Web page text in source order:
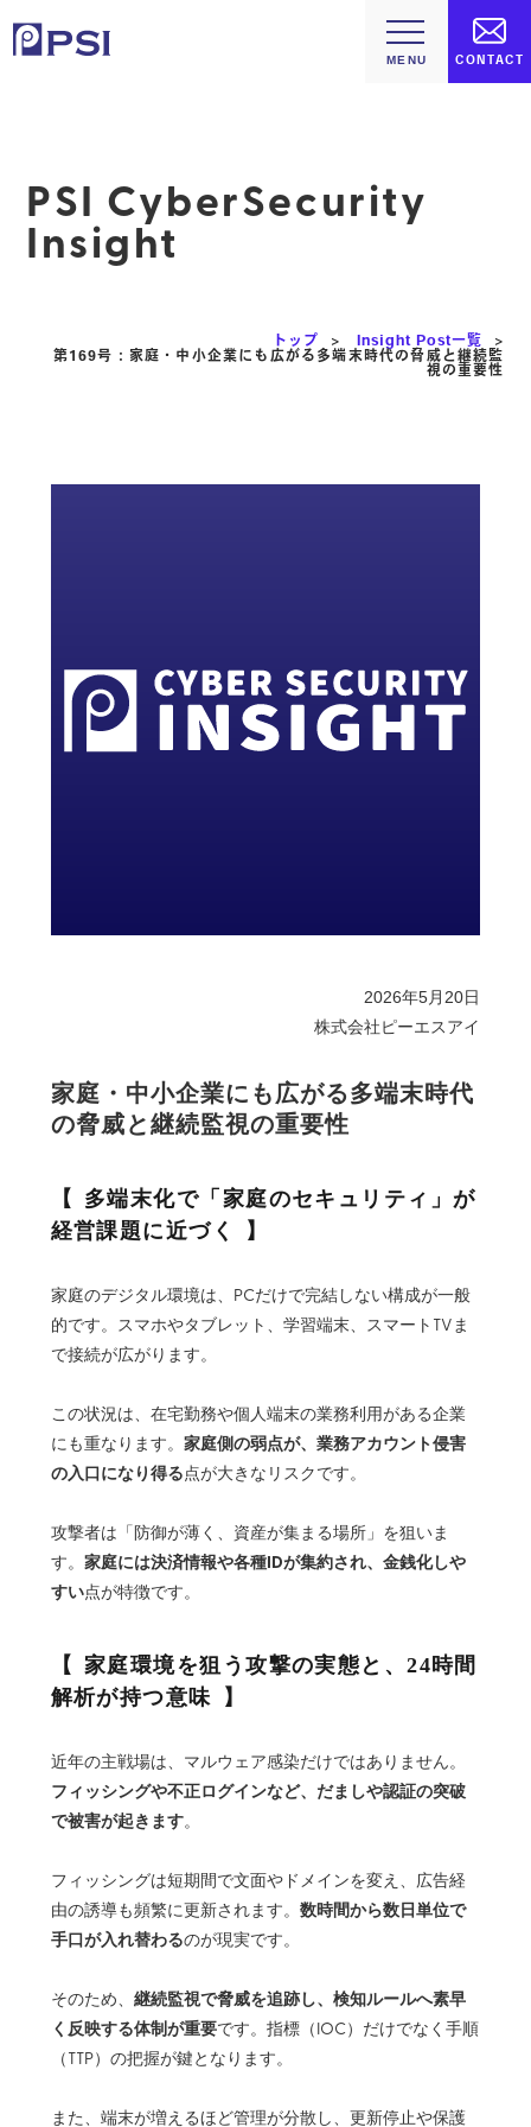
PSI CyberSecurity
Insight
トップ > Insight Post一覧
>
第169号：家庭・中小企業にも広がる多端末時代の脅威と継続監
視の重要性
2026年5月20日
株式会社ピーエスアイ
家庭・中小企業にも広がる多端末時代
の脅威と継続監視の重要性
多端末化で「家庭のセキュリティ」が
経営課題に近づく
家庭のデジタル環境は、PCだけで完結しない構成が一般
的です。スマホやタブレット、学習端末、スマートTVま
で接続が広がります。
この状況は、在宅勤務や個人端末の業務利用がある企業
にも重なります。 家庭側の弱点が、業務アカウント侵害
の入口になり得る点が大きなリスクです。
攻撃者は「防御が薄く、資産が集まる場所」を狙いま
す。 家庭には決済情報や各種IDが集約され、金銭化しや
すい点が特徴です。
家庭環境を狙う攻撃の実態と、24時間
解析が持つ意味
近年の主戦場は、マルウェア感染だけではありません。
フィッシングや不正ログインなど、だましや認証の突破
で被害が起きます。
フィッシングは短期間で文面やドメインを変え、広告経
由の誘導も頻繁に更新されます。 数時間から数日単位で
手口が入れ替わるのが現実です。
そのため、 継続監視で脅威を追跡し、検知ルールへ素早
く反映する体制が重要です。指標（IOC）だけでなく手順
（TTP）の把握が鍵となります。
また、端末が増えるほど管理が分散し、更新停止や保護
CONTACT